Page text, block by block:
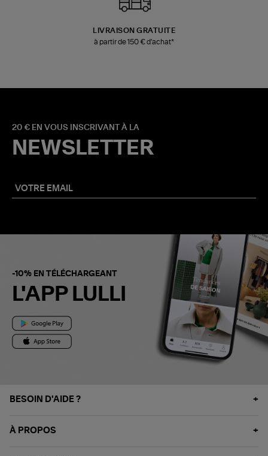
LIVRAISON GRATUITE
à partir de 150 € d'achat*
20 € EN VOUS INSCRIVANT À LA
NEWSLETTER
-10% EN TÉLÉCHARGEANT
L'APP LULLI
BESOIN D'AIDE ?
À PROPOS